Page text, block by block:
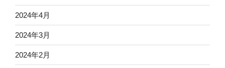
2024年4月
2024年3月
2024年2月